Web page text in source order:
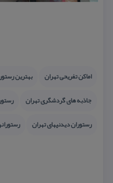
اماكن تفریحی تهران بهترین
جاذبه های گردشگری تهران
رستوران دیدنیهای تهران